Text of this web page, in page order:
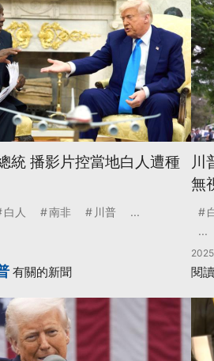
統 播影片控當地白人遭種
白人 南非 川普 ...
川
無
...
有關的新聞 閱